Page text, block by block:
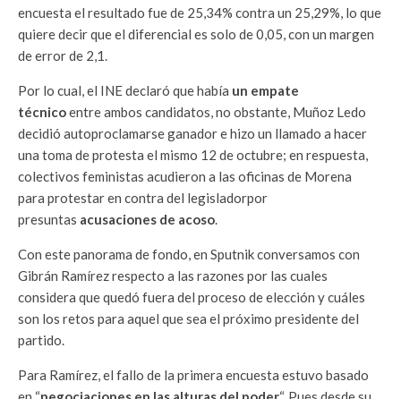
encuesta el resultado fue de 25,34% contra un 25,29%, lo que
quiere decir que el diferencial es solo de 0,05, con un margen
de error de 2,1.
Por lo cual, el INE declaró que había un empate
técnicoentre ambos candidatos, no obstante, Muñoz Ledo
decidió autoproclamarse ganador e hizo un llamado a hacer
una toma de protesta el mismo 12 de octubre; en respuesta,
colectivos feministas acudieron a las oficinas de Morena
para protestar en contra del legisladorpor
presuntas acusaciones de acoso.
Con este panorama de fondo, en Sputnik conversamos con
Gibrán Ramírez respecto a las razones por las cuales
considera que quedó fuera del proceso de elección y cuáles
son los retos para aquel que sea el próximo presidente del
partido.
Para Ramírez, el fallo de la primera encuesta estuvo basado